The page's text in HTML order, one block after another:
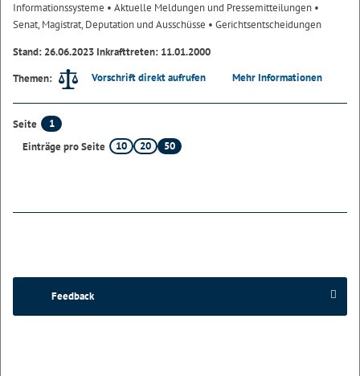
Informationssysteme • Aktuelle Meldungen und Pressemitteilungen •
Senat, Magistrat, Deputation und Ausschüsse • Gerichtsentscheidungen
Stand: 26.06.2023 Inkrafttreten: 11.01.2000
Themen:
Vorschrift direkt aufrufen Mehr Informationen
Seite
1
Einträge pro Seite
10 20 50
Feedback